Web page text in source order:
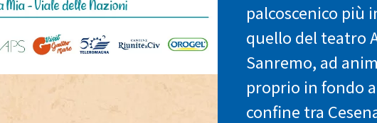
palcoscenico più
quello del teatro
Sanremo, ad
proprio in fondo
confine tra